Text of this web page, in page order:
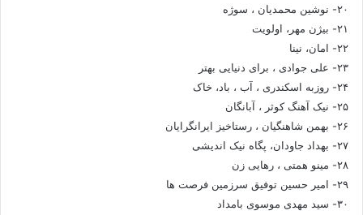
۲۰- نوشین محمدیان ، سوژه
۲۱- بیژن مهر، اولویت
۲۲- امان، نینا
۲۳- علی جوادی ، برای دنیایی بهتر
۲۴- روزبه اسکندری ، آب ، باد، خاک
۲۵- نیک آهنگ کوثر ، آبانگان
۲۶- بهمن شاهنگیان ، رستاخیز ایرانگرایان
۲۷- بهداد جاودان، پگاه نیک اندیشی
۲۸- مینو همتی ، رهایی زن
۲۹- امیر حسین توفیق سرزمین فرصت ها
۳۰- سید مهدی موسوی بامداد